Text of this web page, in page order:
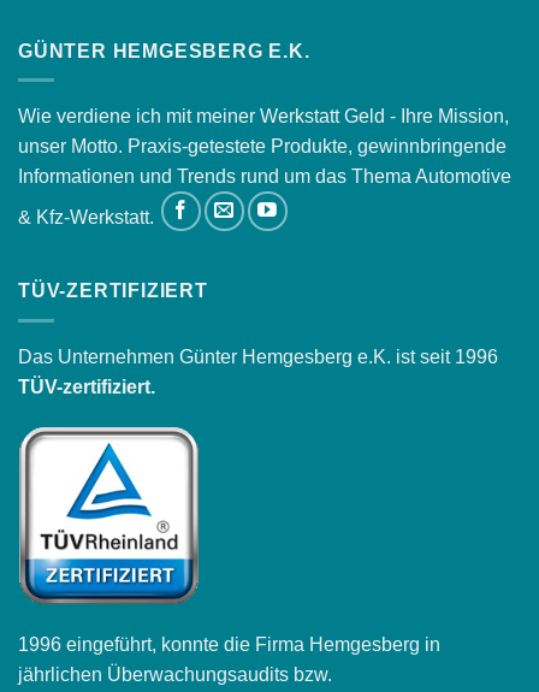
GÜNTER HEMGESBERG E.K.
Wie verdiene ich mit meiner Werkstatt Geld - Ihre Mission,
unser Motto. Praxis-getestete Produkte, gewinnbringende
Informationen und Trends rund um das Thema Automotive
& Kfz-Werkstatt.
TÜV-ZERTIFIZIERT
Das Unternehmen Günter Hemgesberg e.K. ist seit 1996
TÜV-zertifiziert.
1996 eingeführt, konnte die Firma Hemgesberg in
jährlichen Überwachungsaudits bzw.